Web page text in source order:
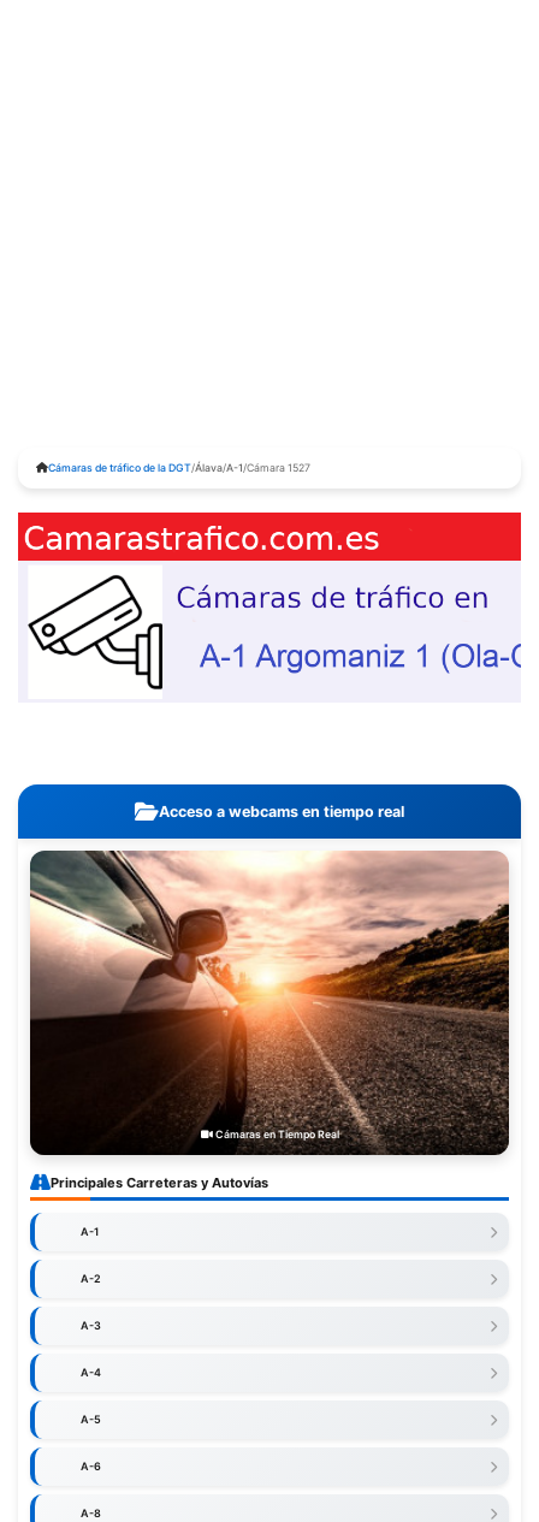
Cámaras de tráfico de la DGT/Álava/A-1 /Cámara 1527
Acceso a webcams en tiempo real
Cámaras en Tiempo Real
Principales Carreteras y Autovías
A-1
A-2
A-3
A-4
A-5
A-6
A-8